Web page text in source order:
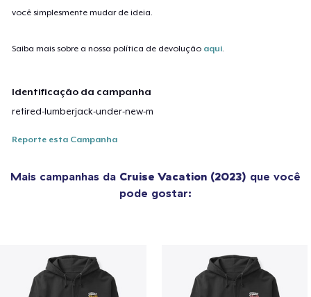
você simplesmente mudar de ideia.
Saiba mais sobre a nossa política de devolução aqui.
Identificação da campanha
retired-lumberjack-under-new-m
Reporte esta Campanha
Mais campanhas da Cruise Vacation (2023) que você
pode gostar: